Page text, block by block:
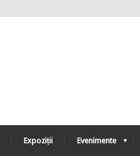
Expoziții Evenimente